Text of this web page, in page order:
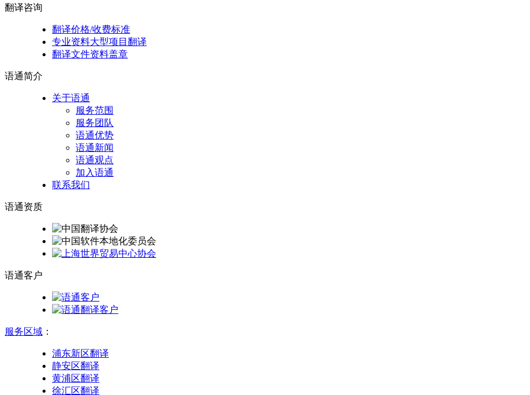
翻译咨询
翻译价格/收费标准
专业资料大型项目翻译
翻译文件资料盖章
语通简介
关于语通
服务范围
服务团队
语通优势
语通新闻
语通观点
加入语通
联系我们
语通资质
语通客户
服务区域 ：
浦东新区翻译
静安区翻译
黄浦区翻译
徐汇区翻译